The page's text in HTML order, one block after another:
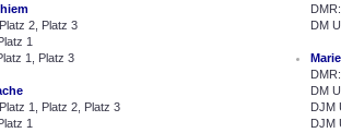
2, Platz 3
1
1, Platz 3
1, Platz 2, Platz 3
1
DM
DM
DJM
DJM